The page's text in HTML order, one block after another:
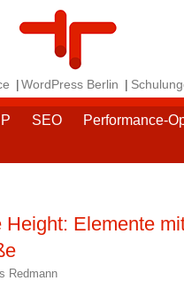
WordPress Berlin
SEO
Performance-
Height: Elemente
Redmann